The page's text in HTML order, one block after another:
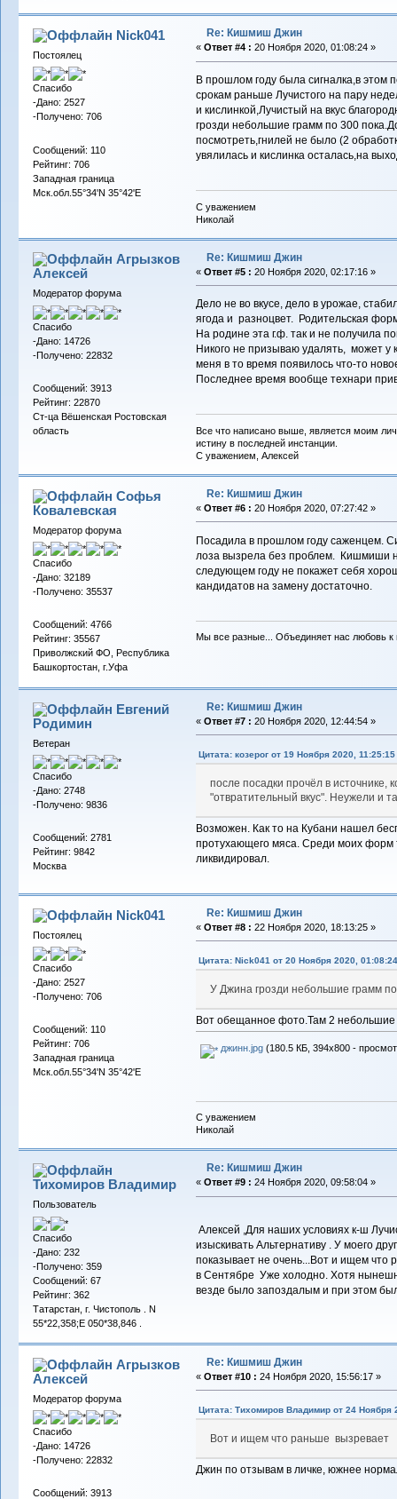
Nick041
Постоялец
Спасибо
-Дано: 2527
-Получено: 706
Сообщений: 110
Рейтинг: 706
Западная граница
Мск.обл.55°34'N 35°42'E
Re: Кишмиш Джин
« Ответ #4 : 20 Ноября 2020, 01:08:24 »
В прошлом году была сигналка,в этом
срокам раньше Лучистого на пару
и кислинкой,Лучистый на вкус
грозди небольшие грамм по 300
посмотреть,гнилей не было (2
увялилась и кислинка осталась,на
С уважением
Николай
Агрызков
Алексей
Модератор форума
Спасибо
-Дано: 14726
-Получено: 22832
Сообщений: 3913
Рейтинг: 22870
Ст-ца Вёшенская Ростовская
область
Re: Кишмиш Джин
« Ответ #5 : 20 Ноября 2020, 02:17:16 »
Дело не во вкусе, дело в урожае,
ягода и разноцвет. Родительская
На родине эта г.ф. так и не получила
Никого не призываю удалять, может у
меня в то время появилось что-то
Последнее время вообще технари
Все что написано выше, является моим
истину в последней инстанции.
С уважением, Алексей
Софья
Ковалевская
Модератор форума
Спасибо
-Дано: 32189
-Получено: 35537
Сообщений: 4766
Рейтинг: 35567
Приволжский ФО, Республика
Башкортостан, г.Уфа
Re: Кишмиш Джин
« Ответ #6 : 20 Ноября 2020, 07:27:42 »
Посадила в прошлом году саженцем.
лоза вызрела без проблем. Кишмиши
следующем году не покажет себя
кандидатов на замену достаточно.
Мы все разные... Объединяет нас любовь к
Евгений
Родимин
Ветеран
Спасибо
-Дано: 2748
-Получено: 9836
Сообщений: 2781
Рейтинг: 9842
Москва
Re: Кишмиш Джин
« Ответ #7 : 20 Ноября 2020, 12:44:54 »
Цитата: козерог от 19 Ноября 2020, 11:25:15
после посадки прочёл в источнике,
"отвратительный вкус". Неужели и
Возможен. Как то на Кубани нашел
протухающего мяса. Среди моих форм
ликвидировал.
Nick041
Постоялец
Спасибо
-Дано: 2527
-Получено: 706
Сообщений: 110
Рейтинг: 706
Западная граница
Мск.обл.55°34'N 35°42'E
Re: Кишмиш Джин
« Ответ #8 : 22 Ноября 2020, 18:13:25 »
Цитата: Nick041 от 20 Ноября 2020, 01:08:24
У Джина грозди небольшие грамм
Вот обещанное фото.Там 2 небольшие
джинн.jpg(180.5 КБ, 394x800 -
С уважением
Николай
Тихомиров Владимир
Пользователь
Спасибо
-Дано: 232
-Получено: 359
Сообщений: 67
Рейтинг: 362
Татарстан, г. Чистополь . N
55*22,358;E 050*38,846 .
Re: Кишмиш Джин
« Ответ #9 : 24 Ноября 2020, 09:58:04 »
Алексей ,Для наших условиях к-ш
изыскивать Альтернативу . У моего
показывает не очень...Вот и ищем
в Сентябре Уже холодно. Хотя
везде было запоздалым и при этом
Агрызков
Алексей
Модератор форума
Спасибо
-Дано: 14726
-Получено: 22832
Сообщений: 3913
Re: Кишмиш Джин
« Ответ #10 : 24 Ноября 2020, 15:56:17 »
Цитата: Тихомиров Владимир от 24 Ноября
Вот и ищем что раньше вызревает
Джин по отзывам в личке, южнее